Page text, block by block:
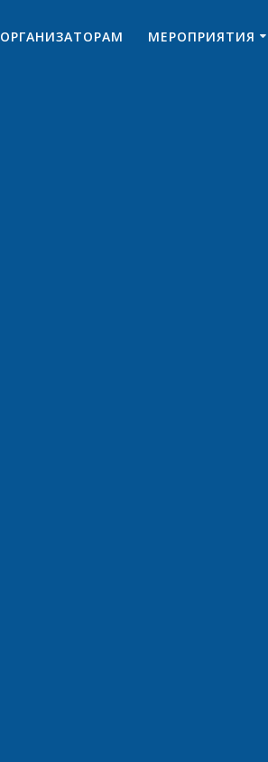
ОРГАНИЗАТОРАМ МЕРОПРИЯТИЯ